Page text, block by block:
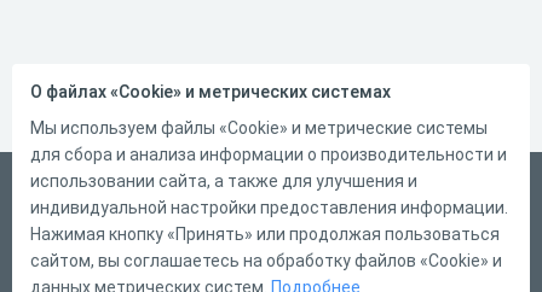
Русский
Справка
Форма обратной связи
О файлах «Cookie» и метрических системах
Мы используем файлы «Cookie» и метрические системы
для сбора и анализа информации о производительности и
использовании сайта, а также для улучшения и
индивидуальной настройки предоставления информации.
Нажимая кнопку «Принять» или продолжая пользоваться
сайтом, вы соглашаетесь на обработку файлов «Cookie» и
данных метрических систем. Подробнее